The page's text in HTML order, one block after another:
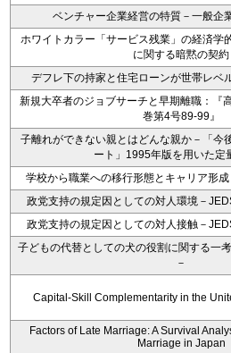
ベンチャー企業経営の特質－一般企
ホワイトカラー「サービス残業」の経済学
に関する暗黙の契約
デフレ下の持家と住宅ローンが世帯レベ
新規大卒者のジョブサーチと早期離職：
巻第4号89-99』
子離れができない親とはどんな親か－「今
ート」1995年版を用いた定
学校から職業への移行形態とキャリア形
政党支持の規定因としての対人環境－
政党支持の規定因としての対人接触－
子どもの代替としての犬の役割に関する一
－
Capital-Skill Complementarity in the
Factors of Late Marriage: A Survival
Marriage in Japan